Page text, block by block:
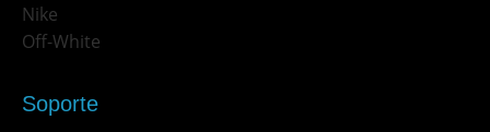
Nike
Off-White
Soporte